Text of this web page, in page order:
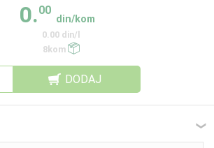
0.00
din/kom
0.00 din/l
8kom
DODAJ
❮